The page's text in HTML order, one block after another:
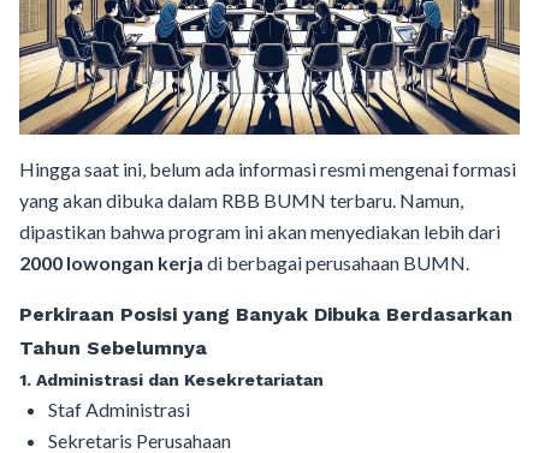
Hingga saat ini, belum ada informasi resmi mengenai formasi
yang akan dibuka dalam RBB BUMN terbaru. Namun,
dipastikan bahwa program ini akan menyediakan lebih dari
2000 lowongan kerja di berbagai perusahaan BUMN.
Perkiraan Posisi yang Banyak Dibuka Berdasarkan
Tahun Sebelumnya
1. Administrasi dan Kesekretariatan
Staf Administrasi
Sekretaris Perusahaan